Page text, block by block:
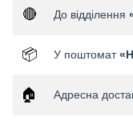
🔴 До відділення
📦 У поштомат
🏠 Адресна